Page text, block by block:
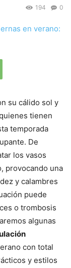
0
194
su cálido sol y
tienen
temporada
De
los vasos
provocando una
y calambres
puede
o trombosis
algunas
con total
y estilos